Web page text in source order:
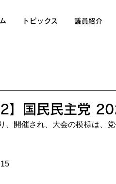
トピックス 議員紹介
】国民民主党
、開催され、大会の模様は、